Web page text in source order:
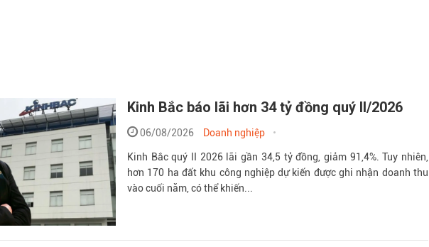
Kinh Bắc báo lãi hơn 34 tỷ đồng quý II/2026
06/08/2026 Doanh nghiệp
Kinh Bắc quý II 2026 lãi gần 34,5 tỷ đồng, giảm 91,4%. Tuy nhiên,
hơn 170 ha đất khu công nghiệp dự kiến được ghi nhận doanh thu
vào cuối năm, có thể khiến...